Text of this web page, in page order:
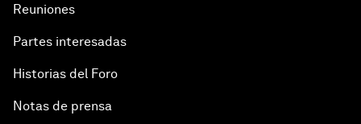
Reuniones
Partes interesadas
Historias del Foro
Notas de prensa